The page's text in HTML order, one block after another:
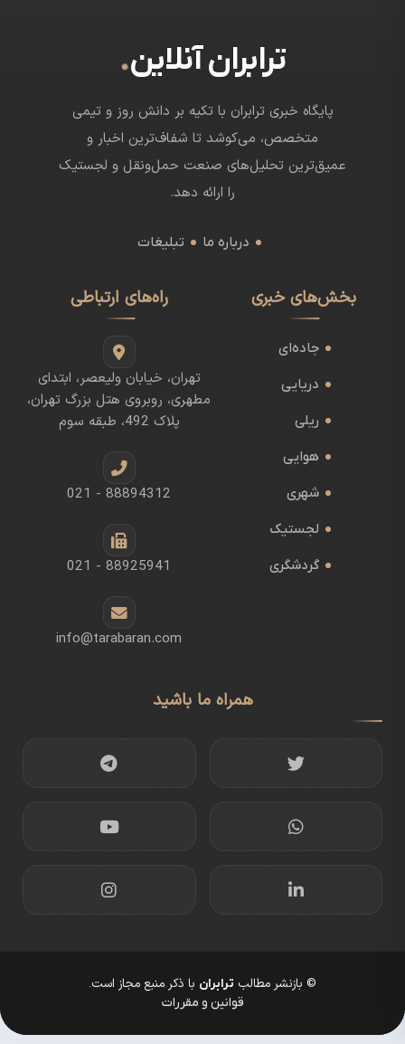
ترابران آنلاین.
پایگاه خبری ترابران با تکیه بر دانش روز و تیمی
متخصص، می‌کوشد تا شفاف‌ترین اخبار و
عمیق‌ترین تحلیل‌های صنعت حمل‌ونقل و لجستیک
را ارائه دهد.
درباره ما تبلیغات
بخش‌های خبری
جاده‌ای
دریایی
ریلی
هوایی
شهری
لجستیک
گردشگری
راه‌های ارتباطی
تهران، خیابان ولیعصر، ابتدای
مطهری، روبروی هتل بزرگ تهران،
پلاک 492، طبقه سوم
021 - 88894312
021 - 88925941
info@tarabaran.com
همراه ما باشید
© بازنشر مطالبترابرانبا ذکر منبع مجاز است.
قوانین و مقررات